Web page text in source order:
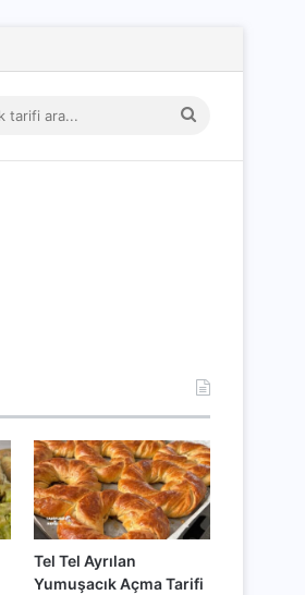
Tel Tel Ayrılan
Yumuşacık Açma Tarifi